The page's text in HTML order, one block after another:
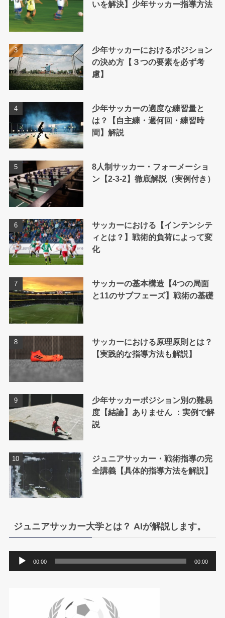
いを解決】少年サッカー指導方法
少年サッカーにおけるポジション
の決め方【３つの要素を必ず考
慮】
少年サッカーの適度な練習量と
は？【自主練・週何回・練習時
間】解説
8人制サッカー・フォーメーショ
ン【2-3-2】徹底解説（実例付き）
サッカーにおける【インテンシテ
ィとは？】戦術的負荷によって変
化
サッカーの基本構造【4つの局面
と11のサブフェーズ】戦術の基礎
サッカーにおける原理原則とは？
【実践的な指導方法も解説】
少年サッカーポジション別の難易
度【結論】ありません ：実例で解
説
ジュニアサッカー・戦術指導の完
全講義【具体的指導方法を解説】
ジュニアサッカー大学とは？ AIが解説します。
声
00:00 00:00